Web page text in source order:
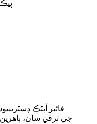
فائبر آپٽڪ